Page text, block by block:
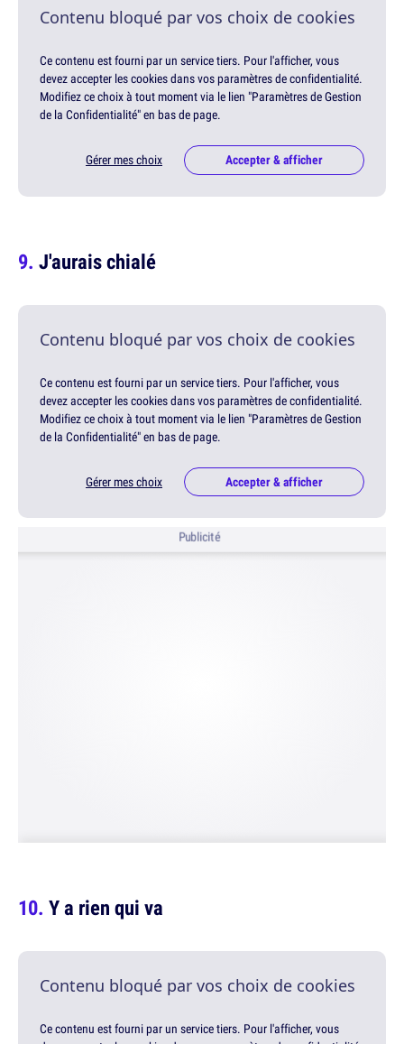
Contenu bloqué par vos choix de cookies
Ce contenu est fourni par un service tiers. Pour l'afficher, vous
devez accepter les cookies dans vos paramètres de confidentialité.
Modifiez ce choix à tout moment via le lien "Paramètres de Gestion
de la Confidentialité" en bas de page.
Gérer mes choix Accepter & afficher
J'aurais chialé
Contenu bloqué par vos choix de cookies
Ce contenu est fourni par un service tiers. Pour l'afficher, vous
devez accepter les cookies dans vos paramètres de confidentialité.
Modifiez ce choix à tout moment via le lien "Paramètres de Gestion
de la Confidentialité" en bas de page.
Gérer mes choix Accepter & afficher
Publicité
Y a rien qui va
Contenu bloqué par vos choix de cookies
Ce contenu est fourni par un service tiers. Pour l'afficher, vous